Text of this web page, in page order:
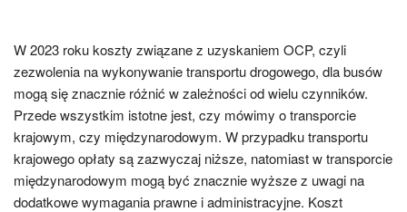
W 2023 roku koszty związane z uzyskaniem OCP, czyli
zezwolenia na wykonywanie transportu drogowego, dla busów
mogą się znacznie różnić w zależności od wielu czynników.
Przede wszystkim istotne jest, czy mówimy o transporcie
krajowym, czy międzynarodowym. W przypadku transportu
krajowego opłaty są zazwyczaj niższe, natomiast w transporcie
międzynarodowym mogą być znacznie wyższe z uwagi na
dodatkowe wymagania prawne i administracyjne. Koszt